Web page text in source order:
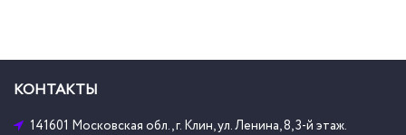
КОНТАКТЫ
141601 Московская обл., г. Клин, ул. Ленина, 8, 3-й этаж.